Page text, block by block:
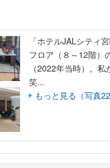
「ホテルJALシティ
フロア（８～12階）
（2022年当時）。
笑...
もっと見る（写真22